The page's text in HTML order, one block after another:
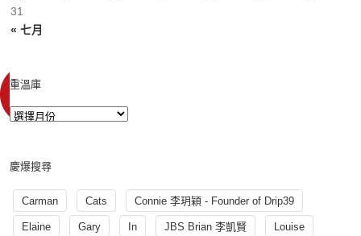
« 七月
31
重溫庫
慶爆搜尋
Carman Cats Connie 李玥穎 - Founder of Drip39
Elaine Gary In JBS Brian 李凱賢 Louise